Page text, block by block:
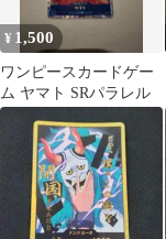
¥ 1,500
ワンピースカードゲー
ム ヤマト SRパラレル